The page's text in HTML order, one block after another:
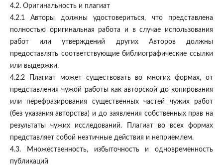
4.2. Оригинальность и плагиат
4.2.1 Авторы должны удостовериться, что представлена
полностью оригинальная работа и в случае использования
работ или утверждений других Авторов должны
предоставлять соответствующие библиографические ссылки
или выдержки.
4.2.2 Плагиат может существовать во многих формах, от
представления чужой работы как авторской до копирования
или перефразирования существенных частей чужих работ
(без указания авторства) и до заявления собственных прав на
результаты чужих исследований. Плагиат во всех формах
представляет собой неэтичные действия и неприемлем.
4.3. Множественность, избыточность и одновременность
публикаций